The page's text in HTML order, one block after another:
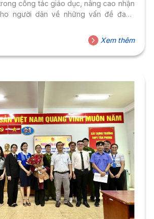
công tác giáo dục, nâng cao nhận
người dân về những vấn đề đang
và lợi ích hợp pháp của công dân.
được tổ chức tại khuôn viên Trường
Thánh Tông (Quận 8,...
Xem thêm